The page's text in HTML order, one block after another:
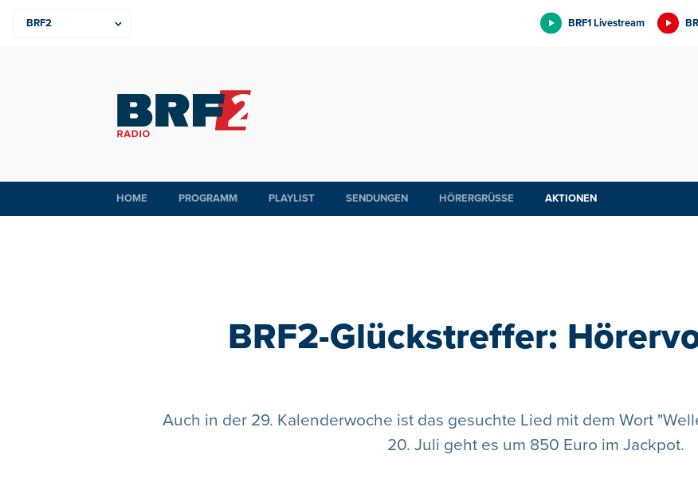
BRF1 Livestream
HOME PROGRAMM PLAYLIST SENDUNGEN HÖRERGRÜSSE AKTIONEN
BRF2-Glückstreffer:
Auch in der 29. Kalenderwoche ist das gesuchte Lied mit dem Wort
20. Juli geht es um 850 Euro im Jackpot.